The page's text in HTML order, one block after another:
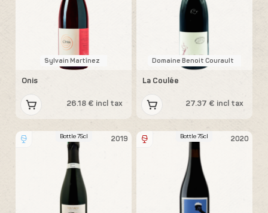
Sylvain Martínez
Onis
26.18 € incl tax
Domaine Benoit Courault
La Coulée
27.37 € incl tax
2019
Bottle 75cl 2020
Bottle 75cl